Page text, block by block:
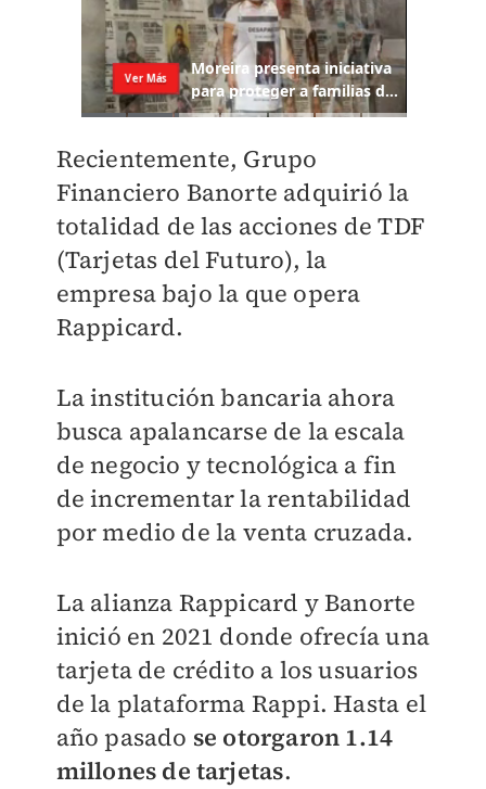
Recientemente, Grupo
Financiero Banorte adquirió la
totalidad de las acciones de TDF
(Tarjetas del Futuro), la
empresa bajo la que opera
Rappicard.
La institución bancaria ahora
busca apalancarse de la escala
de negocio y tecnológica a fin
de incrementar la rentabilidad
por medio de la venta cruzada.
La alianza Rappicard y Banorte
inició en 2021 donde ofrecía una
tarjeta de crédito a los usuarios
de la plataforma Rappi. Hasta el
año pasado se otorgaron 1.14
millones de tarjetas.